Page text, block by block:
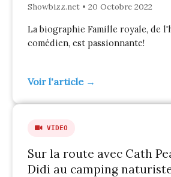
Showbizz.net • 20 Octobre 2022
La biographie Famille royale, de
comédien, est passionnante!
Voir l'article →
VIDEO
Sur la route avec Cath
Didi au camping